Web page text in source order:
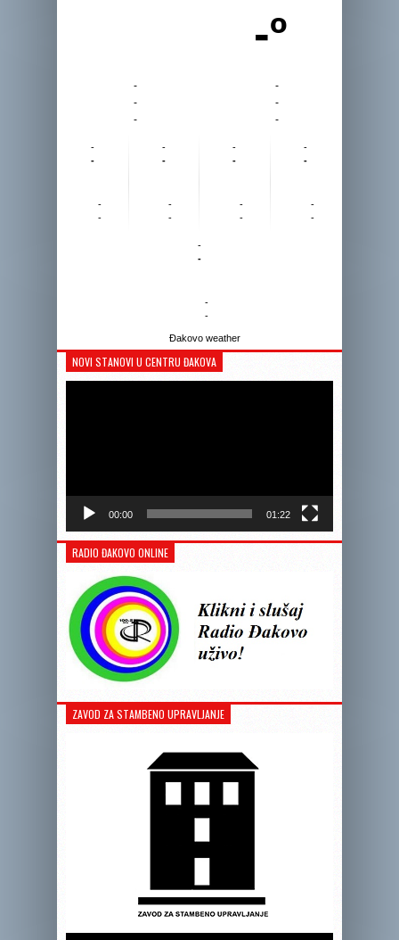
-º
-
-
-
-
-
-
-
-
-
-
-
-
-
-
-
-
-
-
-
-
-
-
-
-
-
-
Đakovo weather
NOVI STANOVI U CENTRU ĐAKOVA
00:00 01:22
RADIO ĐAKOVO ONLINE
ZAVOD ZA STAMBENO UPRAVLJANJE